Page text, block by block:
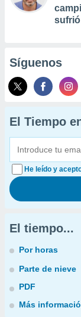
Síguenos
El Tiempo
He leído y
El tiempo...
Por horas
Parte de nieve
PDF
Más